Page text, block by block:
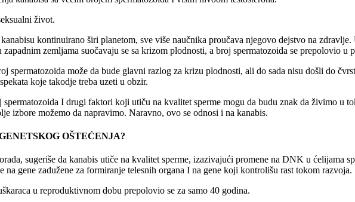
život.
kontinuirano širi planetom, sve više naučnika proučava njegovo dejstvo na
zemljama suočavaju se sa krizom plodnosti, a broj spermatozoida se prepolovio u
spermatozoida može da bude glavni razlog za krizu plodnosti, ali do sada nisu došli do
koje takodje treba uzeti u obzir.
I drugi faktori koji utiču na kvalitet sperme mogu da budu znak da živimo u
izbore možemo da napravimo. Naravno, ovo se odnosi i na kanabis.
OŠTEĆENJA?
sugeriše da kanabis utiče na kvalitet sperme, izazivajući promene na DNK u ćelijama
gene zadužene za formiranje telesnih organa I na gene koji kontrolišu rast tokom razvoja.
u reproduktivnom dobu prepolovio se za samo 40 godina.